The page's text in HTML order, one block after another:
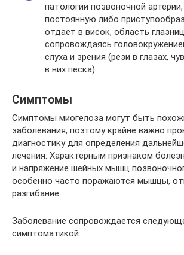
патологии позвоночной
постоянную либо
отдает в висок, область
сопровождаясь
слуха и зрения (рези в глазах,
в них песка).
Симптомы
Симптомы миогелоза могут быть
заболевания, поэтому крайне важно
диагностику для определения
лечения. Характерным признаком
и напряжение шейных мышц
особенно часто поражаются мышцы,
разгибание.
Заболевание сопровождается
симптоматикой: